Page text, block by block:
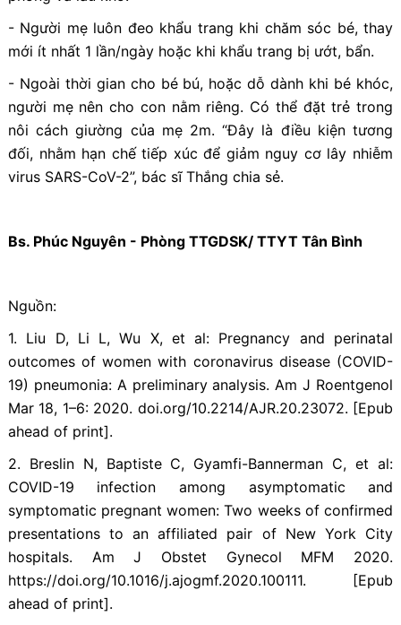
- Người mẹ luôn đeo khẩu trang khi chăm sóc bé, thay
mới ít nhất 1 lần/ngày hoặc khi khẩu trang bị ướt, bẩn.
- Ngoài thời gian cho bé bú, hoặc dỗ dành khi bé khóc,
người mẹ nên cho con nằm riêng. Có thể đặt trẻ trong
nôi cách giường của mẹ 2m. “Đây là điều kiện tương
đối, nhằm hạn chế tiếp xúc để giảm nguy cơ lây nhiễm
virus SARS-CoV-2”, bác sĩ Thắng chia sẻ.
Bs. Phúc Nguyên - Phòng TTGDSK/ TTYT Tân Bình
Nguồn:
1. Liu D, Li L, Wu X, et al: Pregnancy and perinatal
outcomes of women with coronavirus disease (COVID-
19) pneumonia: A preliminary analysis. Am J Roentgenol
Mar 18, 1–6: 2020. doi.org/10.2214/AJR.20.23072. [Epub
ahead of print].
2. Breslin N, Baptiste C, Gyamfi-Bannerman C, et al:
COVID-19 infection among asymptomatic and
symptomatic pregnant women: Two weeks of confirmed
presentations to an affiliated pair of New York City
hospitals. Am J Obstet Gynecol MFM 2020.
https://doi.org/10.1016/j.ajogmf.2020.100111. [Epub
ahead of print].